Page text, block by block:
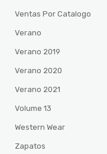
Ventas Por Catalogo
Verano
Verano 2019
Verano 2020
Verano 2021
Volume 13
Western Wear
Zapatos